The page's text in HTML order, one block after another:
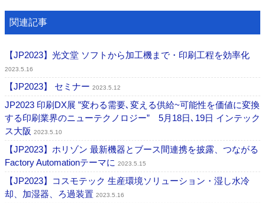
関連記事
【JP2023】光文堂 ソフトから加工機まで・印刷工程を効率化
2023.5.16
【JP2023】 セミナー 2023.5.12
JP2023 印刷DX展 ”変わる需要､変える供給~可能性を価値に変換
する印刷業界のニューテクノロジー” 5月18日､19日 インテック
ス大阪 2023.5.10
【JP2023】ホリゾン 最新機器とブース間連携を披露、つながる
Factory Automationテーマに 2023.5.15
【JP2023】コスモテック 生産環境ソリューション・湿し水冷
却、加湿器、ろ過装置 2023.5.16